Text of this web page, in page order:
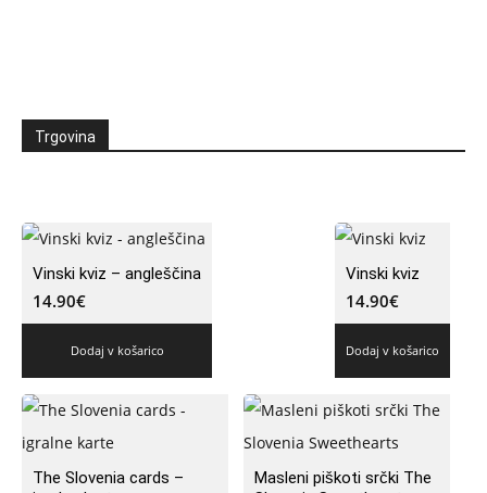
Trgovina
Vinski kviz – angleščina
14.90€
Dodaj v košarico
Vinski kviz
14.90€
Dodaj v košarico
The Slovenia cards –
Masleni piškoti srčki The